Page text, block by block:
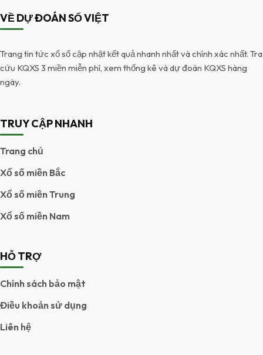
VỀ DỰ ĐOÁN SỐ VIỆT
Trang tin tức xổ số cập nhật kết quả nhanh nhất và chính xác nhất. Tra
cứu KQXS 3 miền miễn phí, xem thống kê và dự đoán KQXS hàng
ngày.
TRUY CẬP NHANH
Trang chủ
Xổ số miền Bắc
Xổ số miền Trung
Xổ số miền Nam
HỖ TRỢ
Chính sách bảo mật
Điều khoản sử dụng
Liên hệ